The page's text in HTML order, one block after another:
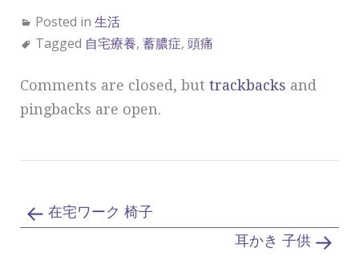
Posted in 生活
Tagged 自宅療養, 蓄膿症, 頭痛
Comments are closed, but trackbacks and
pingbacks are open.
在宅ワーク 椅子
耳かき 子供